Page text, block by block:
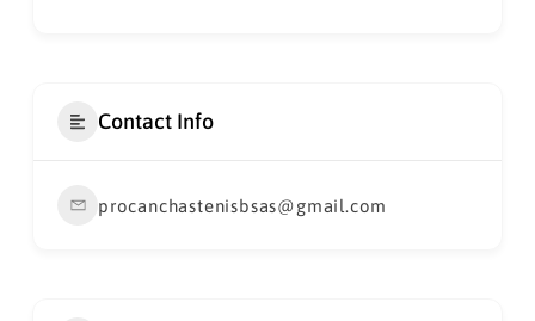
Contact Info
procanchastenisbsas@gmail.com